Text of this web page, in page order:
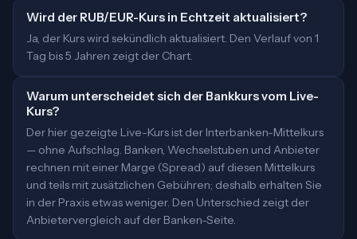
Wird der RUB/EUR-Kurs in Echtzeit aktualisiert?
Ja, der Kurs wird sekündlich aktualisiert. Den Verlauf von 1
Tag bis 5 Jahren zeigt der Chart.
Warum unterscheidet sich der Bankkurs vom Live-
Kurs?
Der hier gezeigte Live-Kurs ist der Interbanken-Mittelkurs
— ohne Aufschlag. Banken, Wechselstuben und Anbieter
rechnen mit einer Marge (Spread) auf diesen Mittelkurs
und teils mit zusätzlichen Gebühren; deshalb erhalten Sie
in der Praxis etwas weniger. Den Unterschied zeigt der
Anbietervergleich auf der Banken-Seite.